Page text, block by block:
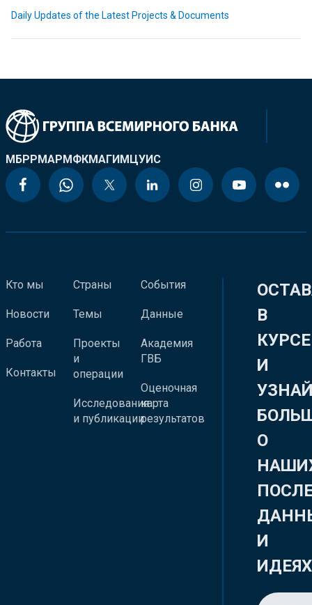
Daily Updates of the Latest Projects & Documents
МБРРМАРМФКМАГИМЦУИС
Кто мы
Новости
Работа
Контакты
Страны
Темы
Проекты
и
операции
Исследования
и публикации
События
Данные
Академия
ГВБ
Оценочная
карта
результатов
В
КУРСЕ
И
О
И
ИДЕЯХ